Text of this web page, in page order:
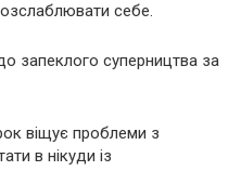
себе.
запеклого суперництва за
віщує проблеми з
в нікуди із